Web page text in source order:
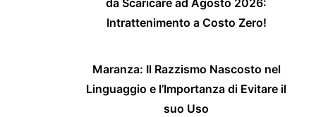
da Scaricare ad Agosto 2026:
Intrattenimento a Costo Zero!
Maranza: Il Razzismo Nascosto nel
Linguaggio e l’Importanza di Evitare il
suo Uso